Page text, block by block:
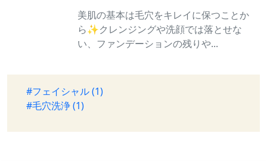
美肌の基本は毛穴をキレイに保つことか
ら✨クレンジングや洗顔では落とせな
い、ファンデーションの残りや...
#フェイシャル (1)
#毛穴洗浄 (1)